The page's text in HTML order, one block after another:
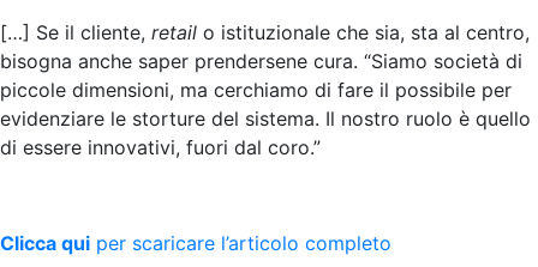
[…] Se il cliente, retail o istituzionale che sia, sta al centro,
bisogna anche saper prendersene cura. “Siamo società di
piccole dimensioni, ma cerchiamo di fare il possibile per
evidenziare le storture del sistema. Il nostro ruolo è quello
di essere innovativi, fuori dal coro.”
Clicca qui per scaricare l’articolo completo